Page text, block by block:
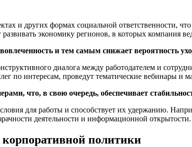
и других формах социальной ответственности,
экономику регионов, в которых компания
и тем самым снижает вероятность
диалога между работодателем и
по интересам, проведут тематические вебинары и
что, в свою очередь, обеспечивает
для работы и способствует их удержанию.
деятельности и информационной открытости.
политики